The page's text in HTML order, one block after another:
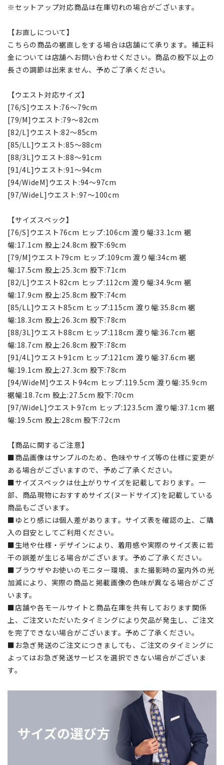
※セットアップ対応商品は在庫切れの場合がございます。
【お直しについて】
こちらの商品の裾直しをする場合は店舗にて承ります。補正料
金については店舗へお問い合わせください。商品の股下以上の
長さの調節は出来ません、予めご了承ください。
【ウエスト対応サイズ】
[76/S]ウエスト:76～79cm
[79/M]ウエスト:79～82cm
[82/L]ウエスト:82～85cm
[85/LL]ウエスト:85～88cm
[88/3L]ウエスト:88～91cm
[91/4L]ウエスト:91～94cm
[94/WideM]ウエスト:94～97cm
[97/WideL]ウエスト:97～100cm
【サイズスペック】
[76/S]ウエスト76cm ヒップ:106cm 渡り幅:33.1cm 裾
幅:17.1cm 股上:24.8cm 股下:69cm
[79/M]ウエスト79cm ヒップ:109cm 渡り幅:34cm 裾
幅:17.5cm 股上:25.3cm 股下:71cm
[82/L]ウエスト82cm ヒップ:112cm 渡り幅:34.9cm 裾
幅:17.9cm 股上:25.8cm 股下:74cm
[85/LL]ウエスト85cm ヒップ:115cm 渡り幅:35.8cm 裾
幅:18.3cm 股上:26.3cm 股下:78cm
[88/3L]ウエスト88cm ヒップ:118cm 渡り幅:36.7cm 裾
幅:18.7cm 股上:26.8cm 股下:78cm
[91/4L]ウエスト91cm ヒップ:121cm 渡り幅:37.6cm 裾
幅:19.1cm 股上:27.3cm 股下:78cm
[94/WideM]ウエスト94cm ヒップ:119.5cm 渡り幅:35.9cm
裾幅:18.7cm 股上:27.5cm 股下:70cm
[97/WideL]ウエスト97cm ヒップ:123.5cm 渡り幅:37.1cm 裾
幅:19.5cm 股上:28cm 股下:72cm
【商品に関するご注意】
■商品画像はサンプルのため、色味やサイズ等の仕様に変更が
ある場合がございますので、予めご了承ください。
■サイズスペックは仕上がりサイズを記載しております。一
部、商品現物におすすめサイズ(ヌードサイズ)を記載している
商品もございます。
■ゆとり感には個人差があります。サイズ表を確認の上、ご購
入の目安としてご利用ください。
■生地や仕様・デザインにより、着用感や実際のサイズ表に若
干の誤差が生じる場合がございます。予めご了承ください。
■ブラウザやお使いのモニター環境、また撮影時の室内外の光
加減により、実際の商品と掲載画像の色味が異なる場合がござ
います。
■店舗や各モールサイトと商品在庫を共有しております関係
上、ご注文いただいたタイミングにより欠品が発生し、ご注文
を完了できない場合がございます。予めご了承ください。
■お急ぎ発送のご注文につきましても、ご注文のタイミングに
よってはお急ぎ発送サービスを選択できない場合がございま
す。